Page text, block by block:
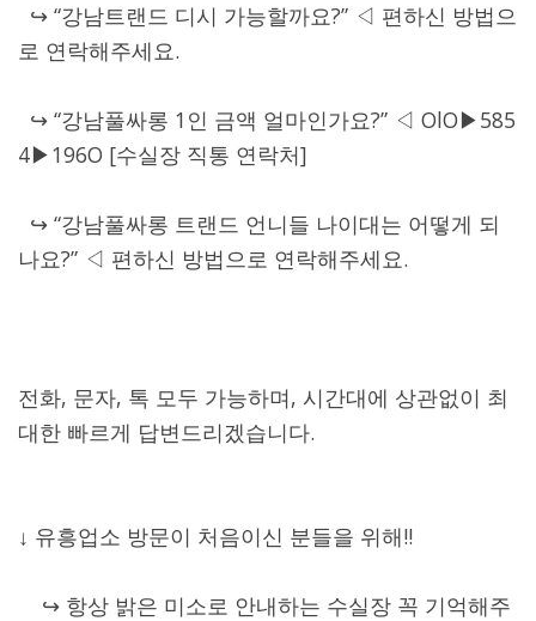
↪ “강남트랜드 디시 가능할까요?” ◁ 편하신 방법으
로 연락해주세요.
↪ “강남풀싸롱 1인 금액 얼마인가요?” ◁ OlO▶585
4▶196O [수실장 직통 연락처]
↪ “강남풀싸롱 트랜드 언니들 나이대는 어떻게 되
나요?” ◁ 편하신 방법으로 연락해주세요.
전화, 문자, 톡 모두 가능하며, 시간대에 상관없이 최
대한 빠르게 답변드리겠습니다.
↓ 유흥업소 방문이 처음이신 분들을 위해!!
↪ 항상 밝은 미소로 안내하는 수실장 꼭 기억해주